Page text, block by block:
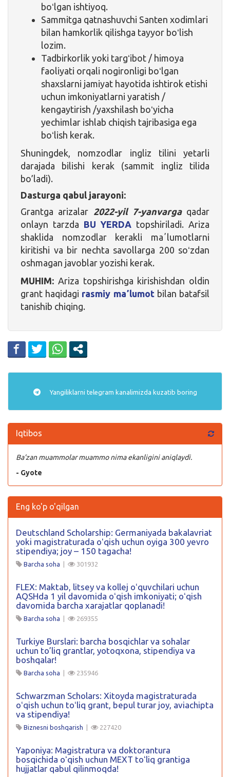
boʻlgan ishtiyoq.
Sammitga qatnashuvchi Santen xodimlari
bilan hamkorlik qilishga tayyor boʻlish
lozim.
Tadbirkorlik yoki targʻibot / himoya
faoliyati orqali nogironligi boʻlgan
shaxslarni jamiyat hayotida ishtirok etishi
uchun imkoniyatlarni yaratish /
kengaytirish /yaxshilash boʻyicha
yechimlar ishlab chiqish tajribasiga ega
boʻlish kerak.
Shuningdek, nomzodlar ingliz tilini yetarli
darajada bilishi kerak (sammit ingliz tilida
bo’ladi).
Dasturga qabul jarayoni:
Grantga arizalar 2022-yil 7-yanvargaqadar
onlayn tarzda BU YERDA topshiriladi. Ariza
shaklida nomzodlar kerakli maʼlumotlarni
kiritishi va bir nechta savollarga 200 soʻzdan
oshmagan javoblar yozishi kerak.
MUHIM: Ariza topshirishga kirishishdan oldin
grant haqidagi rasmiy maʼlumot bilan batafsil
tanishib chiqing.
Yangiliklarni telegram kanalimizda kuzatib boring
Iqtibos
Ba’zan muammolar muammo nima ekanligini aniqlaydi.
- Gyote
Eng ko'p o'qilgan
Deutschland Scholarship: Germaniyada bakalavriat
yoki magistraturada oʻqish uchun oyiga 300 yevro
stipendiya; joy – 150 tagacha!
Barcha soha | 301932
FLEX: Maktab, litsey va kollej oʻquvchilari uchun
AQSHda 1 yil davomida oʻqish imkoniyati; oʻqish
davomida barcha xarajatlar qoplanadi!
Barcha soha | 269355
Turkiye Burslari: barcha bosqichlar va sohalar
uchun to’liq grantlar, yotoqxona, stipendiya va
boshqalar!
Barcha soha | 235946
Schwarzman Scholars: Xitoyda magistraturada
oʻqish uchun toʻliq grant, bepul turar joy, aviachipta
va stipendiya!
Biznesni boshqarish | 227420
Yaponiya: Magistratura va doktorantura
bosqichida oʻqish uchun MEXT toʻliq grantiga
hujjatlar qabul qilinmoqda!